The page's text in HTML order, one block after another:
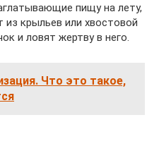
пищу на лету,
крыльев или хвостовой
и ловят жертву в него.
Что это такое,